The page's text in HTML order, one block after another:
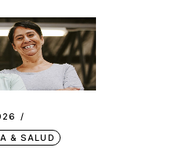
& SALUD